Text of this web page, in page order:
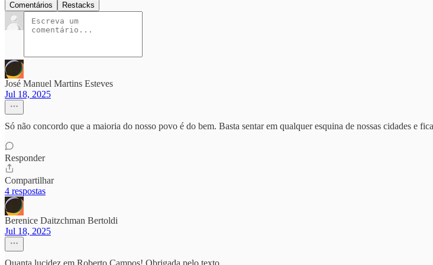
Comentários Restacks
José Manuel Martins Esteves
Jul 18, 2025
Só não concordo que a maioria do nosso povo é do bem. Basta sentar em qualquer esquina de nossas cidades e
Responder
Compartilhar
4 respostas
Berenice Daitzchman Bertoldi
Jul 18, 2025
Quanta lucidez em Roberto Campos! Obrigada pelo texto.